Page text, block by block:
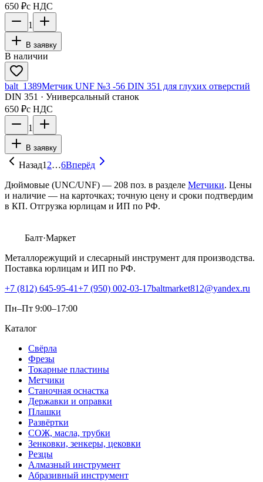
650 ₽с НДС
1
В заявку
В наличии
balt_1389Метчик UNF №3 -56 DIN 351 для глухих отверстий
DIN 351 · Универсальный станок
650 ₽с НДС
1
В заявку
Назад1 2…6Вперёд
Дюймовые (UNC/UNF) — 208 поз. в разделе Метчики. Цены
и наличие — на карточках; точную цену и сроки подтвердим
в КП. Отгрузка юрлицам и ИП по РФ.
Балт·Маркет
Металлорежущий и слесарный инструмент для производства.
Поставка юрлицам и ИП по РФ.
+7 (812) 645-95-41+7 (950) 002-03-17baltmarket812@yandex.ru
Пн–Пт 9:00–17:00
Каталог
Свёрла
Фрезы
Токарные пластины
Метчики
Станочная оснастка
Державки и оправки
Плашки
Развёртки
СОЖ, масла, трубки
Зенковки, зенкеры, цековки
Резцы
Алмазный инструмент
Абразивный инструмент